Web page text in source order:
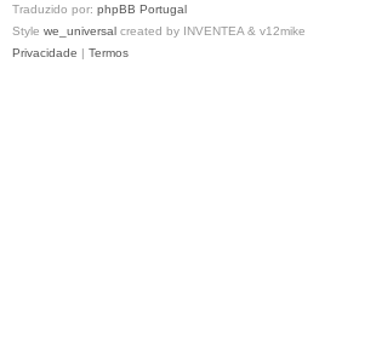
Traduzido por: phpBB Portugal
Style we_universal created by INVENTEA & v12mike
Privacidade | Termos